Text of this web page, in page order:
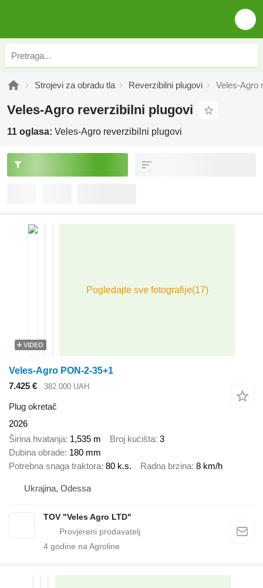
Strojevi za obradu tla Reverzibilni plugovi Veles-Agro
Veles-Agro reverzibilni plugovi
11 oglasa: Veles-Agro reverzibilni plugovi
VIDEO
Veles-Agro PON-2-35+1
7.425 €
382.000 UAH
Plug okretač
2026
Širina hvatanja 1,535 m Broj kućišta 3
Dubina obrade 180 mm
Potrebna snaga traktora 80 k.s. Radna brzina 8 km/h
Ukrajina, Odessa
TOV "Veles Agro LTD"
4 godine na Agroline